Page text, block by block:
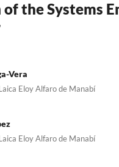
of the Systems
Vera
Eloy Alfaro de Manabí
Eloy Alfaro de Manabí